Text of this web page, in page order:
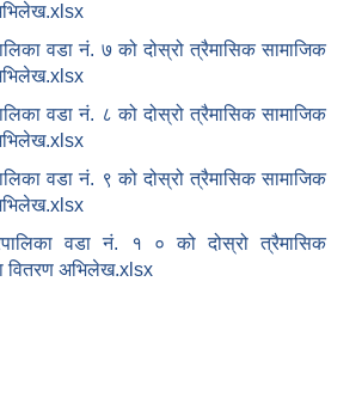
वडा नं. ७ को दोस्रो त्रैमासिक सामाजिक
वडा नं. ८ को दोस्रो त्रैमासिक सामाजिक
वडा नं. ९ को दोस्रो त्रैमासिक सामाजिक
वडा नं. १ ० को दोस्रो त्रैमासिक
वितरण अभिलेख.xlsx